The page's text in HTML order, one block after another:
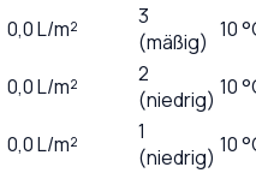
0,0L/m²
3
(mäßig) 10
0,0L/m²
2
(niedrig) 10
0,0L/m²
1
(niedrig) 10